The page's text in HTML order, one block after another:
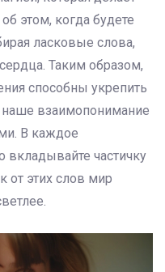
этом, когда будете
ласковые слова,
Таким образом,
способны укрепить
взаимопонимание
В каждое
вкладывайте частичку
от этих слов мир